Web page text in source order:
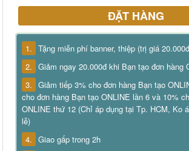
ĐẶT HÀNG
1. Tặng miễn phí banner, thiệp (trị giá
2. Giảm ngay 20.000đ khi Bạn tạo đơn hàng
3. Giảm tiếp 3% cho đơn hàng Bạn tạo
cho đơn hàng Bạn tạo ONLINE lần 6 và 10%
ONLINE thứ 12 (Chỉ áp dụng tại Tp. HCM, Ko
lễ)
4. Giao gấp trong 2h